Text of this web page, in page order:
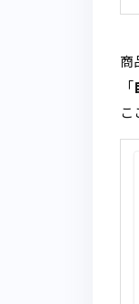
商
「
こ